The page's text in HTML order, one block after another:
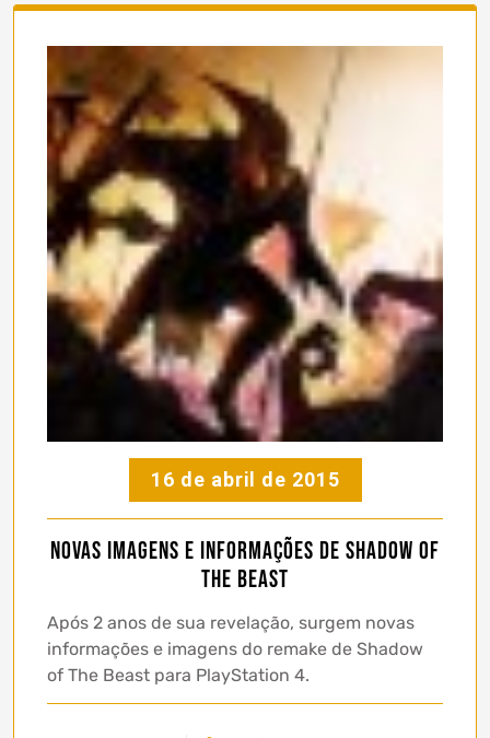
16 de abril de 2015
Novas imagens e informações de Shadow of
The Beast
Após 2 anos de sua revelação, surgem novas
informações e imagens do remake de Shadow
of The Beast para PlayStation 4.